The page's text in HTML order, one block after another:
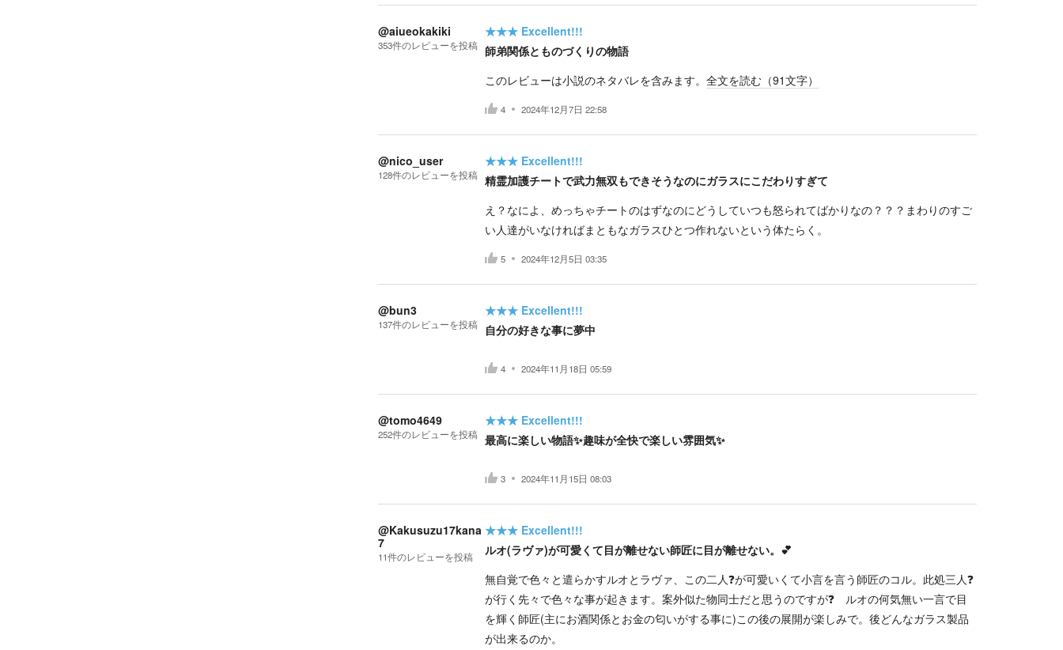
@aiueokakiki
353件のレビューを投稿
★★★ Excellent!!!
師弟関係とものづくりの物語
このレビューは小説のネタバレを含みます。 全文を読む（91文字）
4 2024年12月7日 22:58
@nico_user
128件のレビューを投稿
★★★ Excellent!!!
精霊加護チートで武力無双もできそうなのにガラスにこだわりすぎて
え？なによ、めっちゃチートのはずなのにどうしていつも怒られてばかりなの？？？まわりのすご
い人達がいなければまともなガラスひとつ作れないという体たらく。
5 2024年12月5日 03:35
@bun3
137件のレビューを投稿
★★★ Excellent!!!
自分の好きな事に夢中
4 2024年11月18日 05:59
@tomo4649
252件のレビューを投稿
★★★ Excellent!!!
最高に楽しい物語✨趣味が全快で楽しい雰囲気✨
3 2024年11月15日 08:03
@Kakusuzu17kana
7
11件のレビューを投稿
★★★ Excellent!!!
ルオ(ラヴァ)が可愛くて目が離せない師匠に目が離せない。💕
無自覚で色々と遣らかすルオとラヴァ、この二人❓が可愛いくて小言を言う師匠のコル。此処三人❓
が行く先々で色々な事が起きます。案外似た物同士だと思うのですが❓ ルオの何気無い一言で目
を輝く師匠(主にお酒関係とお金の匂いがする事に)この後の展開が楽しみで。後どんなガラス製品
が出来るのか。